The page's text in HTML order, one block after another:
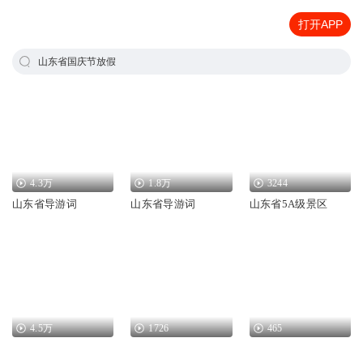
打开APP
山东省国庆节放假
4.3万
山东省导游词
1.8万
山东省导游词
3244
山东省5A级景区
4.5万 1726 465